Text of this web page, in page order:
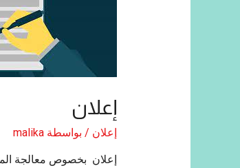
إعلان
إعلان / بواسطة malika
إعلان بخصوص معالجة